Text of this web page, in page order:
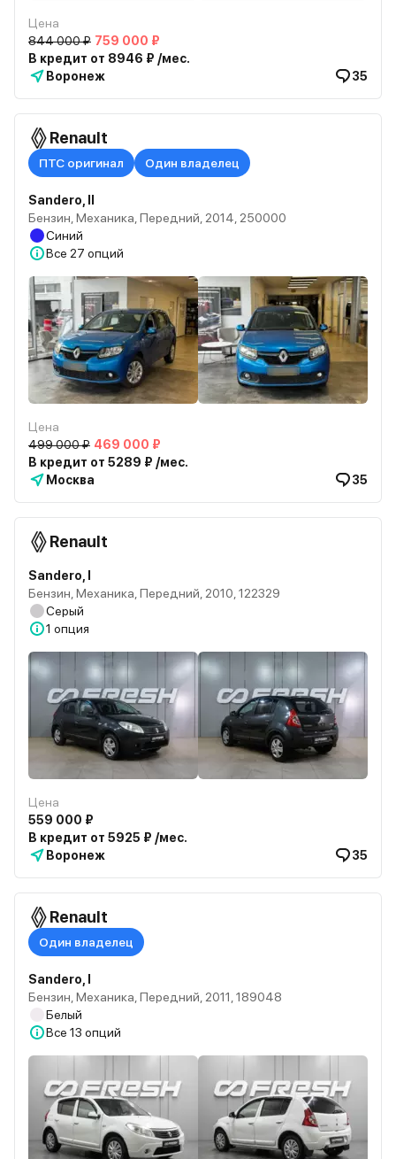
Цена
844 000 ₽ 759 000 ₽
В кредит от 8946 ₽ /мес.
Воронеж
35
Renault
ПТС оригинал Один владелец
Sandero, II
Бензин, Механика, Передний, 2014, 250000
Синий
Все 27 опций
Цена
499 000 ₽ 469 000 ₽
В кредит от 5289 ₽ /мес.
Москва
35
Renault
Sandero, I
Бензин, Механика, Передний, 2010, 122329
Серый
1 опция
Цена
559 000 ₽
В кредит от 5925 ₽ /мес.
Воронеж
35
Renault
Один владелец
Sandero, I
Бензин, Механика, Передний, 2011, 189048
Белый
Все 13 опций